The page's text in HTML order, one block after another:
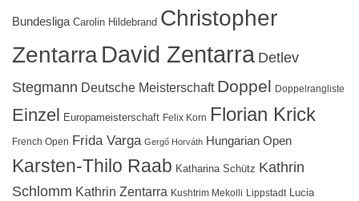
Bundesliga Carolin Hildebrand Christopher
ZentarraDavid Zentarra Detlev
Stegmann Deutsche Meisterschaft Doppel Doppelrangliste
Einzel Europameisterschaft Felix Korn Florian Krick
French Open Frida Varga Gergő Horváth Hungarian Open
Karsten-Thilo Raab Katharina Schütz Kathrin
Schlomm Kathrin Zentarra Kushtrim Mekolli Lippstadt Lucia